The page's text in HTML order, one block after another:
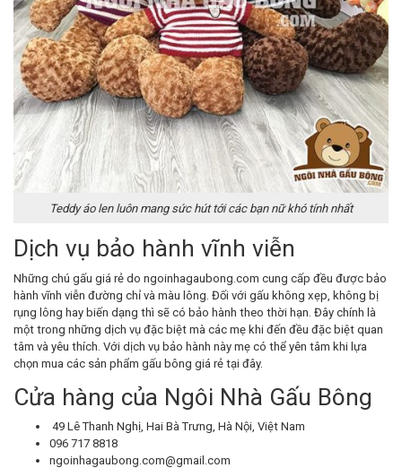
Teddy áo len luôn mang sức hút tới các bạn nữ khó tính nhất
Dịch vụ bảo hành vĩnh viễn
Những chú gấu giá rẻ do ngoinhagaubong.com cung cấp đều được bảo
hành vĩnh viễn đường chỉ và màu lông. Đối với gấu không xẹp, không bị
rụng lông hay biến dạng thì sẽ có bảo hành theo thời hạn. Đây chính là
một trong những dịch vụ đặc biệt mà các mẹ khi đến đều đặc biệt quan
tâm và yêu thích. Với dịch vụ bảo hành này mẹ có thể yên tâm khi lựa
chọn mua các sản phẩm gấu bông giá rẻ tại đây.
Cửa hàng của Ngôi Nhà Gấu Bông
49 Lê Thanh Nghị, Hai Bà Trưng, Hà Nội, Việt Nam
096 717 8818
ngoinhagaubong.com@gmail.com